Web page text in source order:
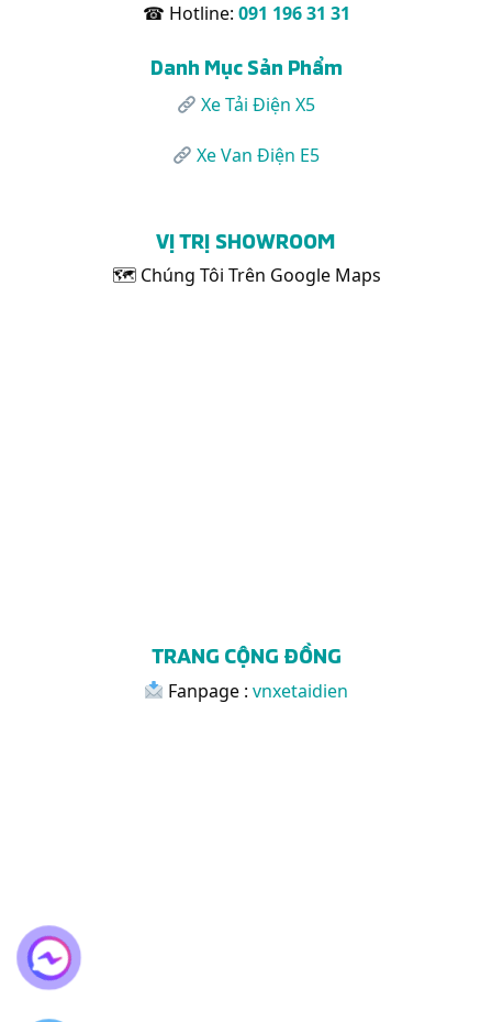
☎ Hotline: 091 196 31 31
Danh Mục Sản Phẩm
Xe Tải Điện X5
Xe Van Điện E5
VỊ TRỊ SHOWROOM
🗺 Chúng Tôi Trên Google Maps
TRANG CỘNG ĐỒNG
Fanpage :vnxetaidien